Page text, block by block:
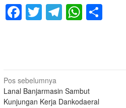
Facebook
TwitterTelegram
Navigasi
pos
Pos sebelumnya
Lanal Banjarmasin Sambut
Kunjungan Kerja Dankodaeral